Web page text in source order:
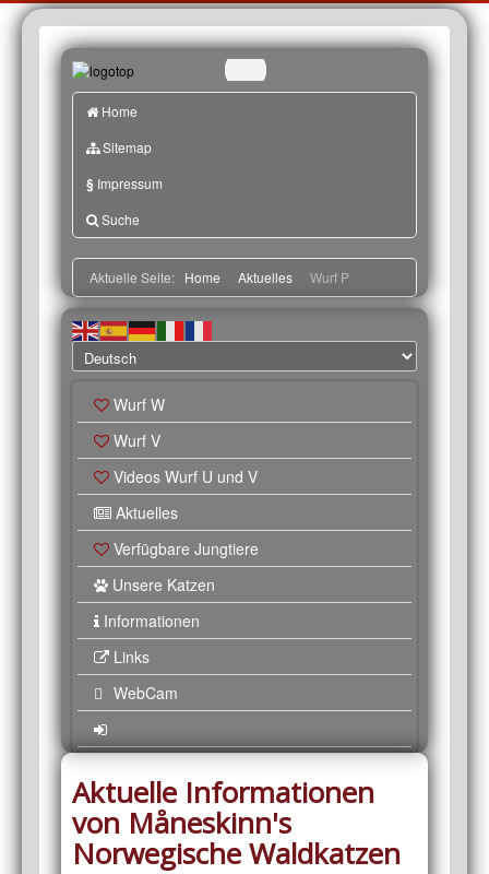
Home
Sitemap
§ Impressum
Suche
Aktuelle Seite: Home Aktuelles Wurf P
Wurf W
Wurf V
Videos Wurf U und V
Aktuelles
Verfügbare Jungtiere
Unsere Katzen
Informationen
Links
WebCam
Aktuelle Informationen
von Måneskinn's
Norwegische Waldkatzen